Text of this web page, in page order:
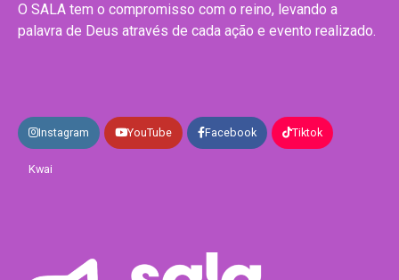
O SALA tem o compromisso com o reino, levando a
palavra de Deus através de cada ação e evento realizado.
Instagram YouTube Facebook Tiktok
Kwai